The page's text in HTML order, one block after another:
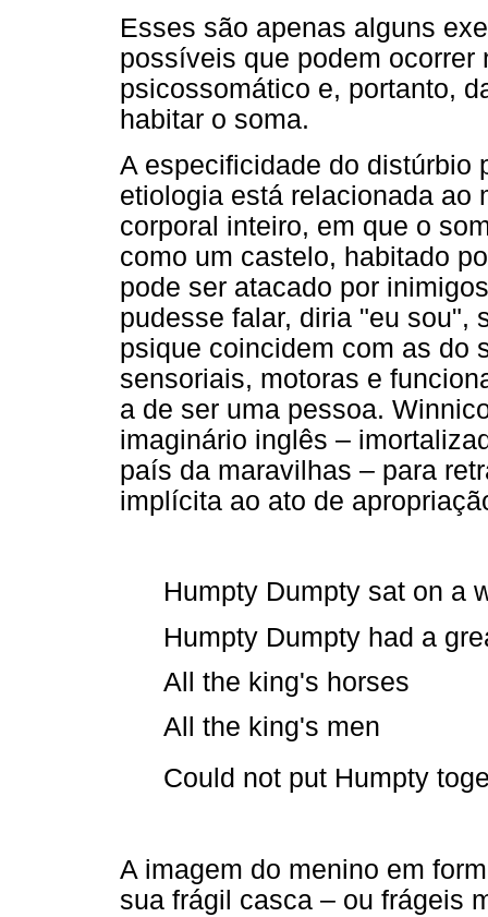
Esses são apenas alguns
possíveis que podem
psicossomático e, portanto,
habitar o soma.
A especificidade do distúrbio
etiologia está relacionada ao
corporal inteiro, em que o
como um castelo, habitado
pode ser atacado por
pudesse falar, diria "eu sou",
psique coincidem com as do
sensoriais, motoras e
a de ser uma pessoa.
imaginário inglês –
país da maravilhas – para
implícita ao ato de
Humpty Dumpty sat on a
Humpty Dumpty had a
All the king's horses
All the king's men
Could not put Humpty
A imagem do menino em
sua frágil casca – ou frágeis